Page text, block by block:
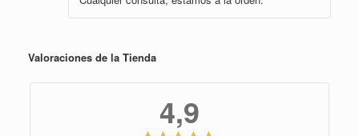
Valoraciones de la Tienda
4,9